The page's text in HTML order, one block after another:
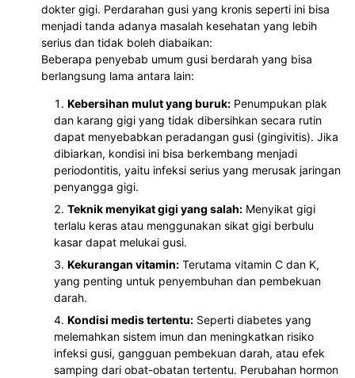
dokter gigi. Perdarahan gusi yang kronis seperti ini bisa
menjadi tanda adanya masalah kesehatan yang lebih
serius dan tidak boleh diabaikan:
Beberapa penyebab umum gusi berdarah yang bisa
berlangsung lama antara lain:
Kebersihan mulut yang buruk: Penumpukan plak
dan karang gigi yang tidak dibersihkan secara rutin
dapat menyebabkan peradangan gusi (gingivitis). Jika
dibiarkan, kondisi ini bisa berkembang menjadi
periodontitis, yaitu infeksi serius yang merusak jaringan
penyangga gigi.
Teknik menyikat gigi yang salah: Menyikat gigi
terlalu keras atau menggunakan sikat gigi berbulu
kasar dapat melukai gusi.
Kekurangan vitamin: Terutama vitamin C dan K,
yang penting untuk penyembuhan dan pembekuan
darah.
Kondisi medis tertentu: Seperti diabetes yang
melemahkan sistem imun dan meningkatkan risiko
infeksi gusi, gangguan pembekuan darah, atau efek
samping dari obat-obatan tertentu. Perubahan hormon